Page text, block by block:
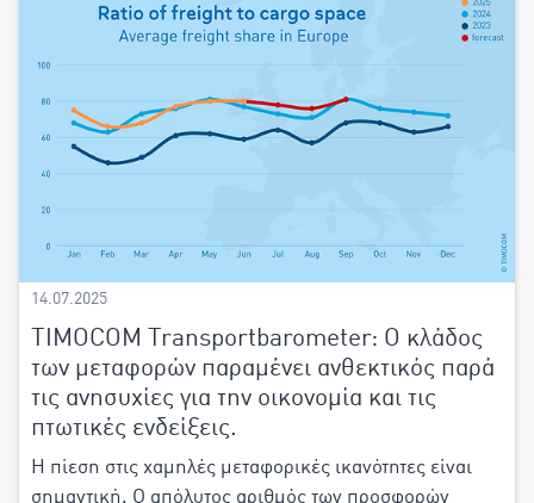
14.07.2025
TIMOCOM Transportbarometer: Ο κλάδος
των μεταφορών παραμένει ανθεκτικός παρά
τις ανησυχίες για την οικονομία και τις
πτωτικές ενδείξεις.
Η πίεση στις χαμηλές μεταφορικές ικανότητες είναι
σημαντική. Ο απόλυτος αριθμός των προσφορών